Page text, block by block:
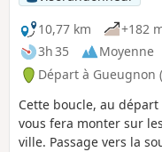
10,77 km
+182
3h 35
Moyenne
Départ à Gueugnon
Cette boucle, au
vous fera monter sur
ville. Passage vers la